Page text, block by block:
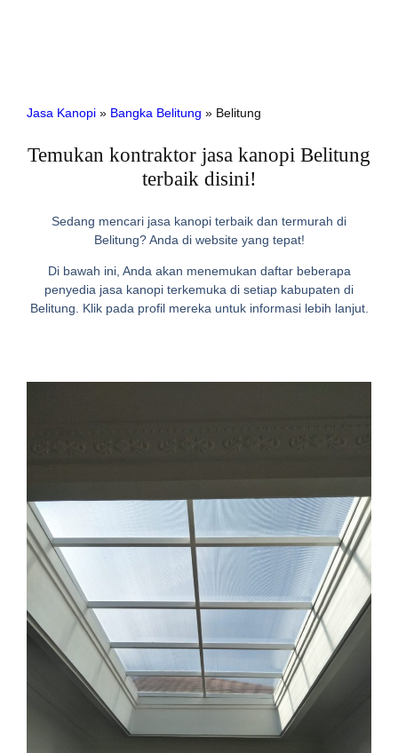
Jasa Kanopi» Bangka Belitung » Belitung
Temukan kontraktor jasa kanopi Belitung
terbaik disini!
Sedang mencari jasa kanopi terbaik dan termurah di
Belitung? Anda di website yang tepat!
Di bawah ini, Anda akan menemukan daftar beberapa
penyedia jasa kanopi terkemuka di setiap kabupaten di
Belitung. Klik pada profil mereka untuk informasi lebih lanjut.